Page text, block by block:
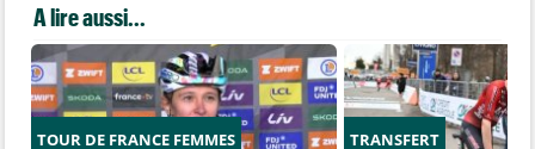
A lire aussi...
TOUR DE FRANCE FEMMES TRANSFERT